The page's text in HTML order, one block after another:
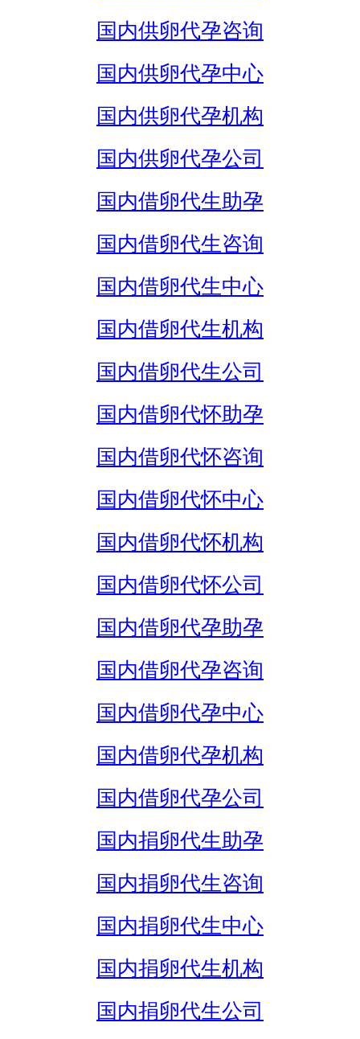
国内供卵代孕咨询
国内供卵代孕中心
国内供卵代孕机构
国内供卵代孕公司
国内借卵代生助孕
国内借卵代生咨询
国内借卵代生中心
国内借卵代生机构
国内借卵代生公司
国内借卵代怀助孕
国内借卵代怀咨询
国内借卵代怀中心
国内借卵代怀机构
国内借卵代怀公司
国内借卵代孕助孕
国内借卵代孕咨询
国内借卵代孕中心
国内借卵代孕机构
国内借卵代孕公司
国内捐卵代生助孕
国内捐卵代生咨询
国内捐卵代生中心
国内捐卵代生机构
国内捐卵代生公司